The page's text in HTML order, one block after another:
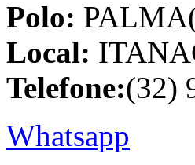
Polo:
Local:
Telefone:(32)
Whatsapp